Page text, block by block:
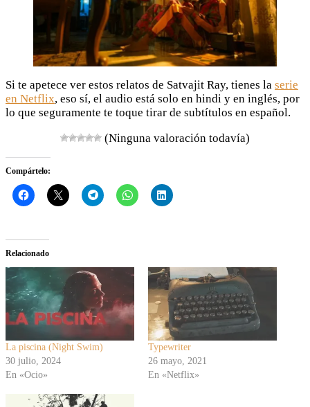
Si te apetece ver estos relatos de Satvajit Ray, tienes la serie
en Netflix, eso sí, el audio está solo en hindi y en inglés, por
lo que seguramente te toque tirar de subtítulos en español.
(Ninguna valoración todavía)
Compártelo:
Relacionado
La piscina (Night Swim)
30 julio, 2024
En «Ocio»
Typewriter
26 mayo, 2021
En «Netflix»